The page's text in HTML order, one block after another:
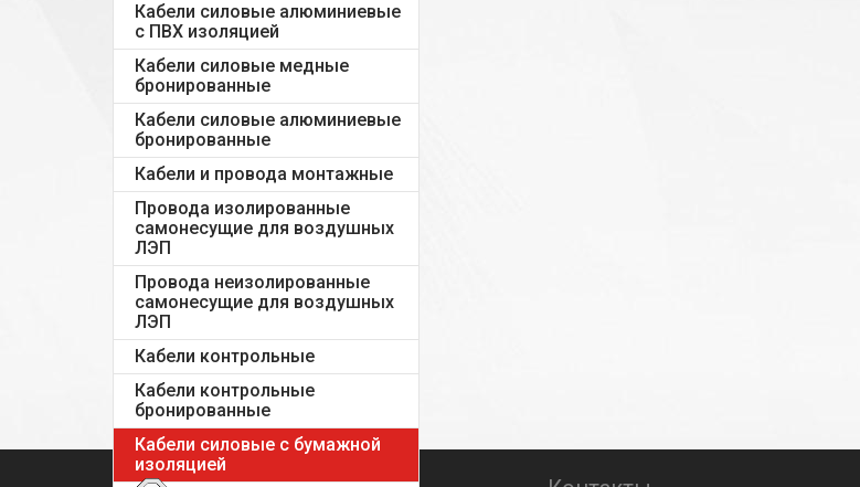
Кабели силовые алюминиевые
с ПВХ изоляцией
Кабели силовые медные
бронированные
Кабели силовые алюминиевые
бронированные
Кабели и провода монтажные
Провода изолированные
самонесущие для воздушных
ЛЭП
Провода неизолированные
самонесущие для воздушных
ЛЭП
Кабели контрольные
Кабели контрольные
бронированные
Кабели силовые с бумажной
изоляцией